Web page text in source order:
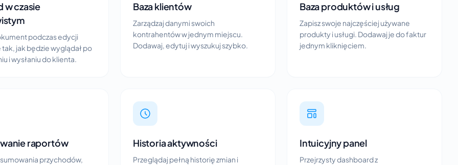
w czasie
podczas edycji
jak będzie wyglądał po
i wysłaniu do klienta.
Baza klientów
Zarządzaj danymi swoich
kontrahentów w jednym miejscu.
Dodawaj, edytuj i wyszukuj szybko.
Baza produktów i usług
Zapisz swoje najczęściej używane
produkty i usługi. Dodawaj je do faktur
jednym kliknięciem.
raportów
przychodów,
Historia aktywności
Przeglądaj pełną historię zmian i
Intuicyjny panel
Przejrzysty dashboard z